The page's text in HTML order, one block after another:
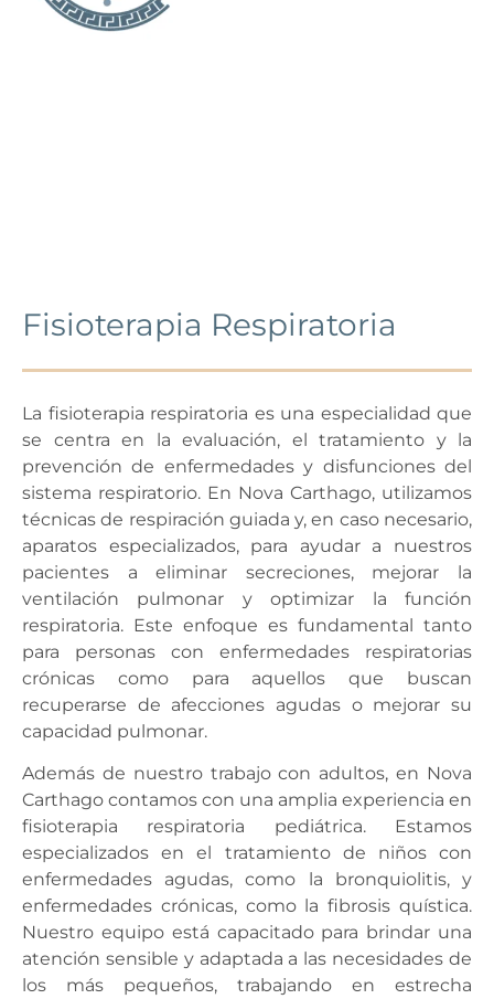
Fisioterapia Respiratoria
La fisioterapia respiratoria es una especialidad que
se centra en la evaluación, el tratamiento y la
prevención de enfermedades y disfunciones del
sistema respiratorio. En Nova Carthago, utilizamos
técnicas de respiración guiada y, en caso necesario,
aparatos especializados, para ayudar a nuestros
pacientes a eliminar secreciones, mejorar la
ventilación pulmonar y optimizar la función
respiratoria. Este enfoque es fundamental tanto
para personas con enfermedades respiratorias
crónicas como para aquellos que buscan
recuperarse de afecciones agudas o mejorar su
capacidad pulmonar.
Además de nuestro trabajo con adultos, en Nova
Carthago contamos con una amplia experiencia en
fisioterapia respiratoria pediátrica. Estamos
especializados en el tratamiento de niños con
enfermedades agudas, como la bronquiolitis, y
enfermedades crónicas, como la fibrosis quística.
Nuestro equipo está capacitado para brindar una
atención sensible y adaptada a las necesidades de
los más pequeños, trabajando en estrecha